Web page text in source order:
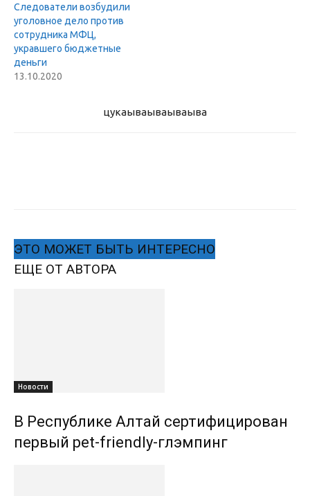
Следователи возбудили
уголовное дело против
сотрудника МФЦ,
укравшего бюджетные
деньги
13.10.2020
цукаываываываыва
ЭТО МОЖЕТ БЫТЬ ИНТЕРЕСНО
ЕЩЕ ОТ АВТОРА
Новости
В Республике Алтай сертифицирован
первый pet-friendly-глэмпинг